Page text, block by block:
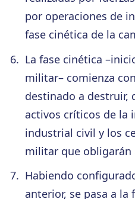
por operaciones de
fase cinética de la
La fase cinética
militar– comienza
destinado a destruir,
activos críticos de la
industrial civil y los
militar que obligarán
Habiendo
anterior, se pasa a la